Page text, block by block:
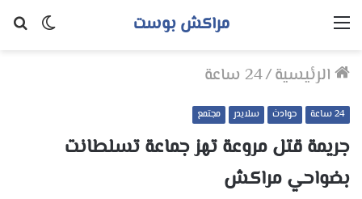
الوضع
مراكش بوست القائمة
الرئيسية/24 ساعة
24 ساعة حوادث سلايدر مجتمع
جريمة قتل مروعة تهز جماعة تسلطانت
بضواحي مراكش